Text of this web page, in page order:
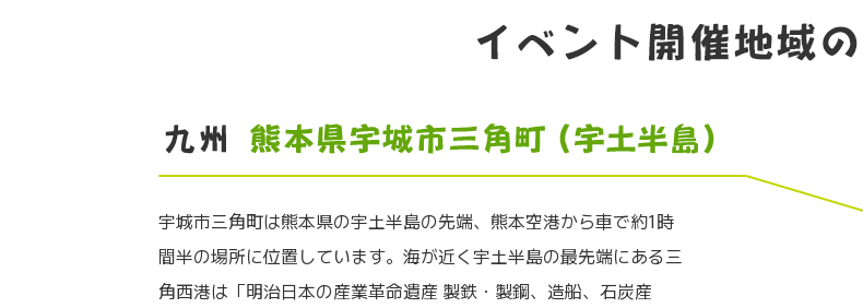
宇城市三角町は熊本県の宇土半島の先端、熊本空港から車で約1時
間半の場所に位置しています。海が近く宇土半島の最先端にある三
角西港は「明治日本の産業革命遺産 製鉄・製鋼、造船、石炭産